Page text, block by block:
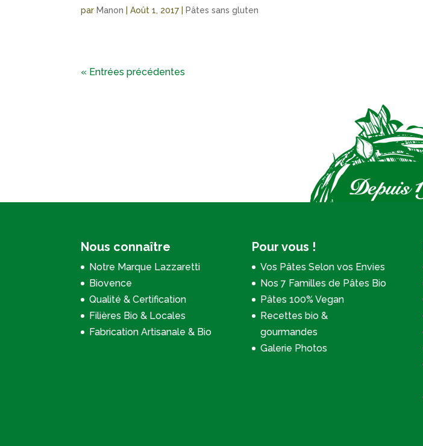
parManon |Août 1, 2017 |Pâtes sans gluten
« Entrées précédentes
Nous connaître
Notre Marque Lazzaretti
Biovence
Qualité & Certification
Filières Bio & Locales
Fabrication Artisanale & Bio
Pour vous !
Vos Pâtes Selon vos Envies
Nos 7 Familles de Pâtes Bio
Pâtes 100% Vegan
Recettes bio &
gourmandes
Galerie Photos